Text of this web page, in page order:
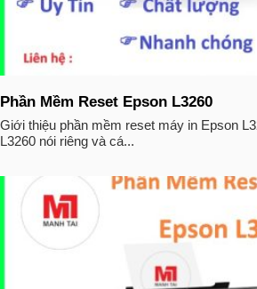
Phần Mềm Reset Epson L3260
Giới thiệu phần mềm reset máy in Epson
L3260 nói riêng và cá...